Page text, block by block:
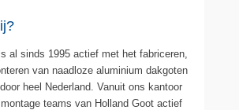
al sinds 1995 actief met het fabriceren,
van naadloze aluminium dakgoten
heel Nederland. Vanuit ons kantoor
teams van Holland Goot actief